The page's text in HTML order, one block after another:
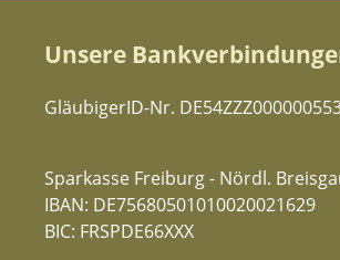
Unsere
GläubigerID-Nr.
Sparkasse Freiburg - Nördl.
IBAN: DE75680501010020021629
BIC: FRSPDE66XXX